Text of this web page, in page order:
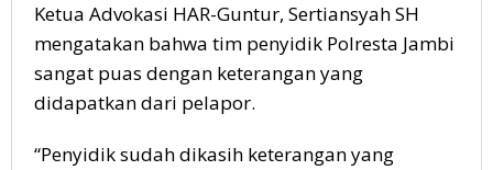
Ketua Advokasi HAR-Guntur, Sertiansyah SH
mengatakan bahwa tim penyidik Polresta Jambi
sangat puas dengan keterangan yang
didapatkan dari pelapor.
“Penyidik sudah dikasih keterangan yang